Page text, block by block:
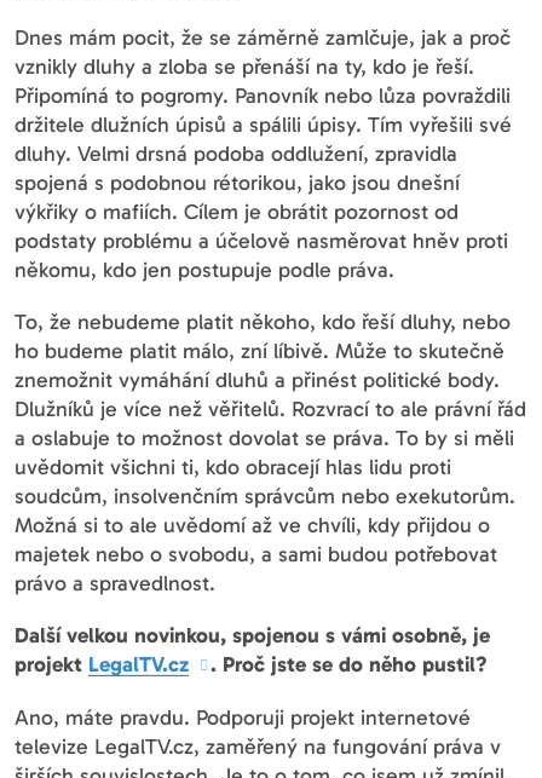
Dnes mám pocit, že se záměrně zamlčuje, jak a proč
vznikly dluhy a zloba se přenáší na ty, kdo je řeší.
Připomíná to pogromy. Panovník nebo lůza povraždili
držitele dlužních úpisů a spálili úpisy. Tím vyřešili své
dluhy. Velmi drsná podoba oddlužení, zpravidla
spojená s podobnou rétorikou, jako jsou dnešní
výkřiky o mafiích. Cílem je obrátit pozornost od
podstaty problému a účelově nasměrovat hněv proti
někomu, kdo jen postupuje podle práva.
To, že nebudeme platit někoho, kdo řeší dluhy, nebo
ho budeme platit málo, zní líbivě. Může to skutečně
znemožnit vymáhání dluhů a přinést politické body.
Dlužníků je více než věřitelů. Rozvrací to ale právní řád
a oslabuje to možnost dovolat se práva. To by si měli
uvědomit všichni ti, kdo obracejí hlas lidu proti
soudcům, insolvenčním správcům nebo exekutorům.
Možná si to ale uvědomí až ve chvíli, kdy přijdou o
majetek nebo o svobodu, a sami budou potřebovat
právo a spravedlnost.
Další velkou novinkou, spojenou s vámi osobně, je
projekt LegalTV.cz
. Proč jste se do něho pustil?
Ano, máte pravdu. Podporuji projekt internetové
televize LegalTV.cz, zaměřený na fungování práva v